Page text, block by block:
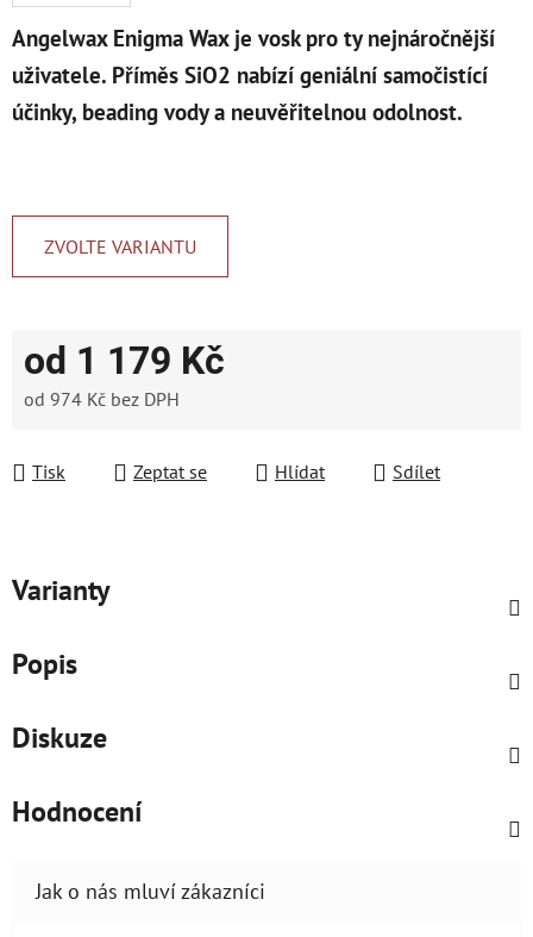
Angelwax Enigma Wax je vosk pro ty nejnáročnější
uživatele. Příměs SiO2 nabízí geniální samočistící
účinky, beading vody a neuvěřitelnou odolnost.
ZVOLTE VARIANTU
od 1 179 Kč
od 974 Kč bez DPH
Tisk
Zeptat se Hlídat Sdílet
Varianty
Popis
Diskuze
Hodnocení